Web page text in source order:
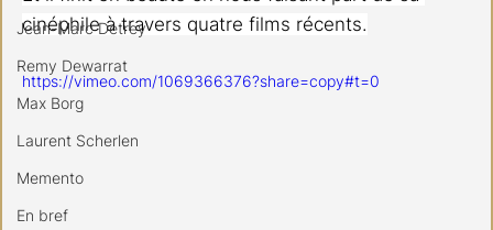
Jean-Marc Detrey
Remy Dewarrat
Max Borg
Laurent Scherlen
Memento
En bref
cinéphile à travers quatre films récents.
https://vimeo.com/1069366376?share=copy#t=0